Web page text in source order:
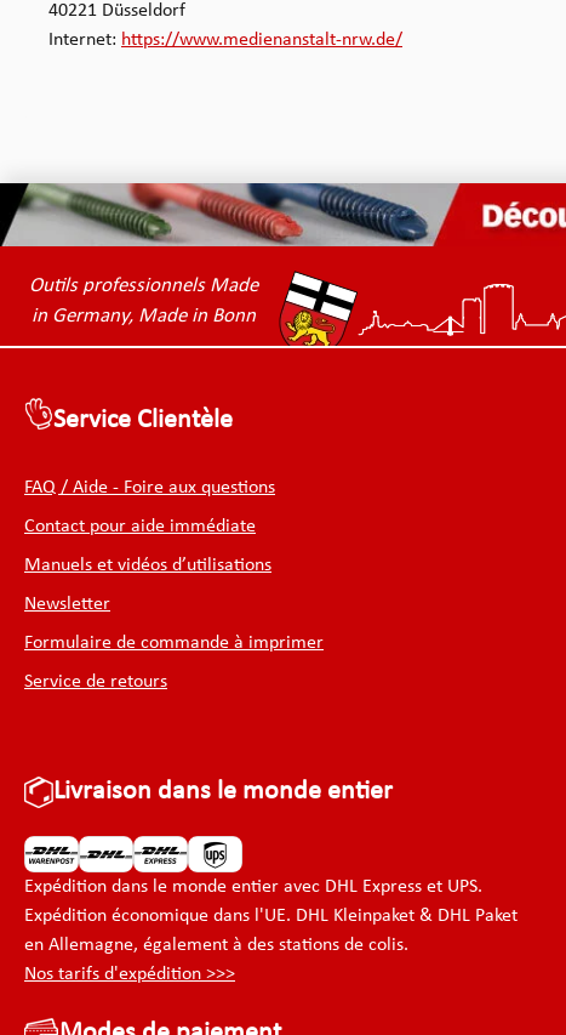
40221 Düsseldorf
Internet: https://www.medienanstalt-nrw.de/
Outils professionnels Made
in Germany, Made in Bonn
Service Clientèle
FAQ / Aide - Foire aux questions
Contact pour aide immédiate
Manuels et vidéos d’utilisations
Newsletter
Formulaire de commande à imprimer
Service de retours
Livraison dans le monde entier
Expédition dans le monde entier avec DHL Express et UPS.
Expédition économique dans l'UE. DHL Kleinpaket & DHL Paket
en Allemagne, également à des stations de colis.
Nos tarifs d'expédition >>>